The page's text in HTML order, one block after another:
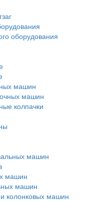
оборудования
машин
машин
колпачки
машин
машин
машин
колонковых машин